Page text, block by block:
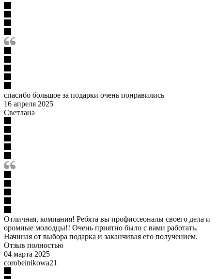
спасибо большое за подарки очень понравились
16 апреля 2025
Светлана
Отличная, компания! Ребята вы профиссеоналы своего дела и
оромные молодцы!! Очень приятно было с вами работать.
Начиная от выбора подарка и заканчивая его получением.
Отзыв полностью
04 марта 2025
corobeinikowa21